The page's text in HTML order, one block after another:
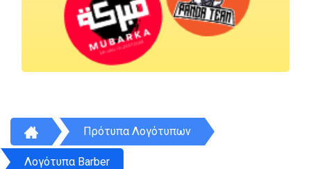
Πρότυπα Λογότυπων
Λογότυπα Barber